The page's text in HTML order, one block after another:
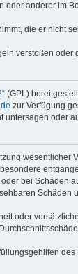
anderer im
die er nicht
verstoßen
“ (GPL)
zur Verfügung
oder
bei Schäden
oder
des